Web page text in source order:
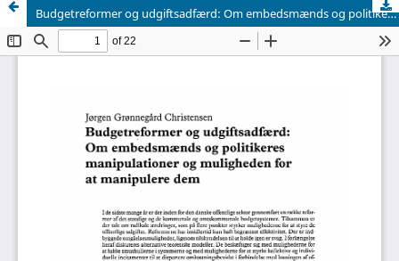
Budgetreformer og udgiftsadfærd: Om embedsmænds og politikeres manipulationer og muligheden for at manipulere dem